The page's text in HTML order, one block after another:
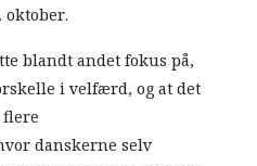
oktober.
blandt andet fokus på,
i velfærd, og at det
danskerne selv